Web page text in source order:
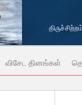
விசேட தினங்கள்